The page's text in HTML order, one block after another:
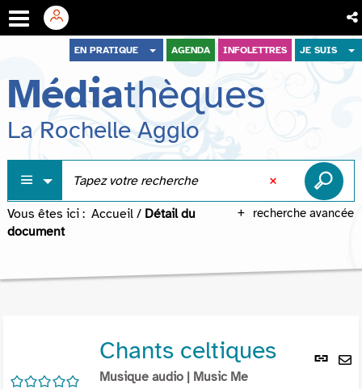
menu
contenu
recherche
EN PRATIQUE AGENDA INFOLETTRES JE SUIS
Médiathèques
La Rochelle Agglo
recherche avancée
Vous êtes ici : Accueil / Détail du
document
Lien
/5
Chants celtiques
Musique audio | Music Me